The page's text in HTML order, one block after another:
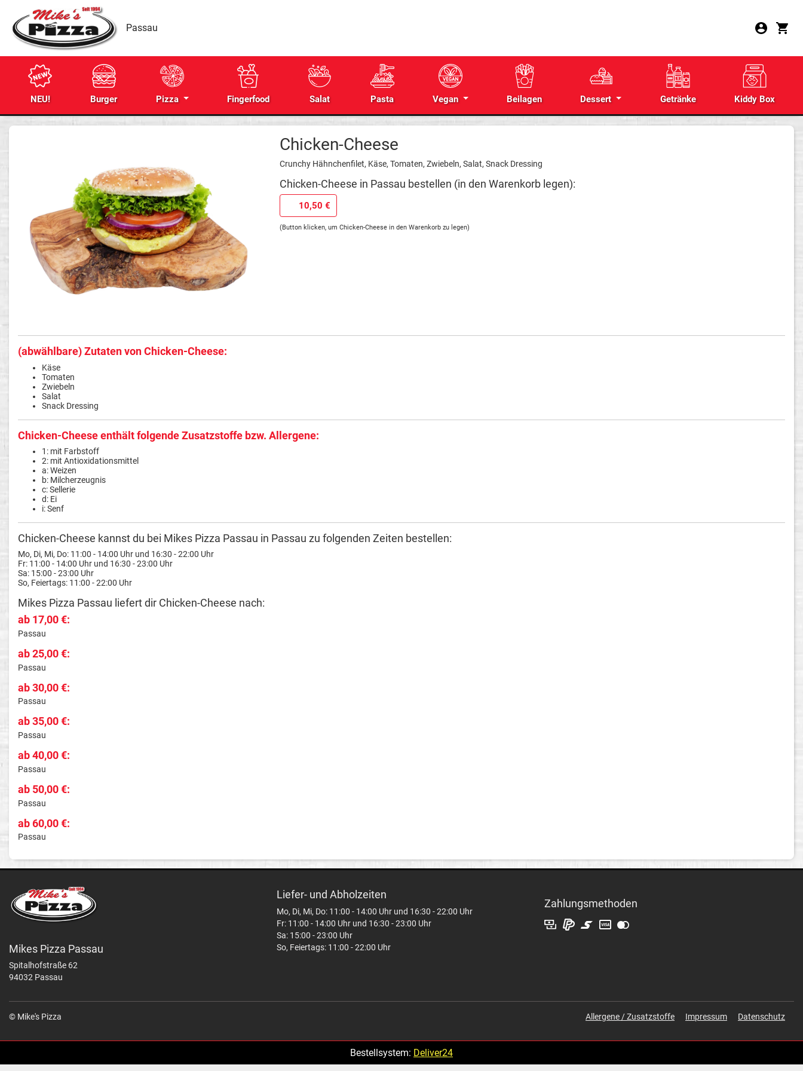
Passau
NEU! Burger Pizza Fingerfood Salat Pasta Vegan Beilagen Dessert Getränke Kiddy Box
Chicken-Cheese
Crunchy Hähnchenfilet, Käse, Tomaten, Zwiebeln, Salat, Snack Dressing
Chicken-Cheese in Passau bestellen (in den Warenkorb legen):
10,50 €
(Button klicken, um Chicken-Cheese in den Warenkorb zu legen)
(abwählbare) Zutaten von Chicken-Cheese:
Käse
Tomaten
Zwiebeln
Salat
Snack Dressing
Chicken-Cheese enthält folgende Zusatzstoffe bzw. Allergene:
1: mit Farbstoff
2: mit Antioxidationsmittel
a: Weizen
b: Milcherzeugnis
c: Sellerie
d: Ei
i: Senf
Chicken-Cheese kannst du bei Mikes Pizza Passau in Passau zu folgenden Zeiten bestellen:
Mo, Di, Mi, Do: 11:00 - 14:00 Uhr und 16:30 - 22:00 Uhr
Fr: 11:00 - 14:00 Uhr und 16:30 - 23:00 Uhr
Sa: 15:00 - 23:00 Uhr
So, Feiertags: 11:00 - 22:00 Uhr
Mikes Pizza Passau liefert dir Chicken-Cheese nach:
ab 17,00 €:
Passau
ab 25,00 €:
Passau
ab 30,00 €:
Passau
ab 35,00 €:
Passau
ab 40,00 €:
Passau
ab 50,00 €:
Passau
ab 60,00 €:
Passau
Mikes Pizza Passau
Spitalhofstraße 62
94032 Passau
Liefer- und Abholzeiten
Mo, Di, Mi, Do: 11:00 - 14:00 Uhr und 16:30 - 22:00 Uhr
Fr: 11:00 - 14:00 Uhr und 16:30 - 23:00 Uhr
Sa: 15:00 - 23:00 Uhr
So, Feiertags: 11:00 - 22:00 Uhr
Zahlungsmethoden
© Mike's Pizza Allergene / Zusatzstoffe Impressum Datenschutz
Bestellsystem: Deliver24